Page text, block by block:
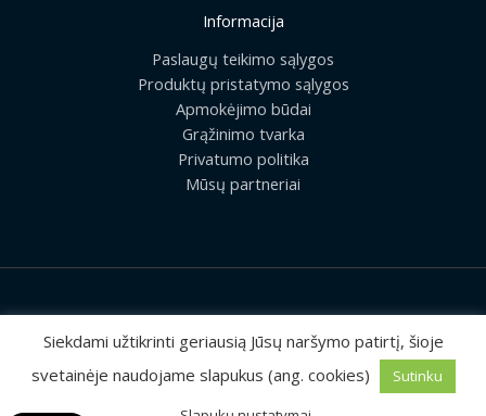
Informacija
Paslaugų teikimo sąlygos
Produktų pristatymo sąlygos
Apmokėjimo būdai
Grąžinimo tvarka
Privatumo politika
Mūsų partneriai
2026 © Visos teisės saugomos | UAB „Rilis“
Sprendimas:MEDIAERN
Siekdami užtikrinti geriausią Jūsų naršymo patirtį, šioje
svetainėje naudojame slapukus (ang. cookies)
Sutinku